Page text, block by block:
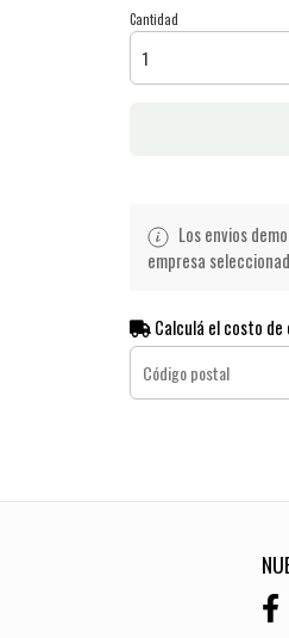
Cantidad
Los envios
empresa
Calculá el costo de